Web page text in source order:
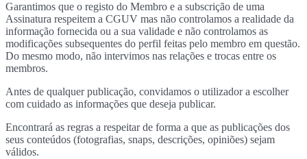
Garantimos que o registo do Membro e a subscrição de uma
Assinatura respeitem a CGUV mas não controlamos a realidade da
informação fornecida ou a sua validade e não controlamos as
modificações subsequentes do perfil feitas pelo membro em questão.
Do mesmo modo, não intervimos nas relações e trocas entre os
membros.
Antes de qualquer publicação, convidamos o utilizador a escolher
com cuidado as informações que deseja publicar.
Encontrará as regras a respeitar de forma a que as publicações dos
seus conteúdos (fotografias, snaps, descrições, opiniões) sejam
válidos.